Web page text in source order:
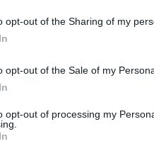
opt-out of the Sharing of my
opt-out of the Sale of my
opt-out of processing my
με το κατάλυμα που